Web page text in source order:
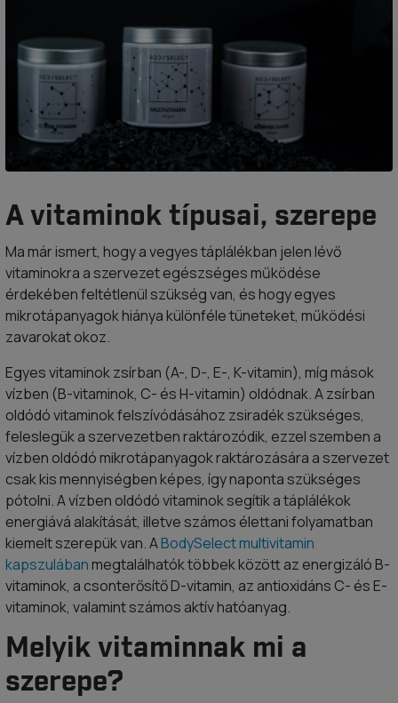
A vitaminok típusai, szerepe
Ma már ismert, hogy a vegyes táplálékban jelen lévő
vitaminokra a szervezet egészséges működése
érdekében feltétlenül szükség van, és hogy egyes
mikrotápanyagok hiánya különféle tüneteket, működési
zavarokat okoz.
Egyes vitaminok zsírban (A-, D-, E-, K-vitamin), míg mások
vízben (B-vitaminok, C- és H-vitamin) oldódnak. A zsírban
oldódó vitaminok felszívódásához zsiradék szükséges,
feleslegük a szervezetben raktározódik, ezzel szemben a
vízben oldódó mikrotápanyagok raktározására a szervezet
csak kis mennyiségben képes, így naponta szükséges
pótolni. A vízben oldódó vitaminok segítik a táplálékok
energiává alakítását, illetve számos élettani folyamatban
kiemelt szerepük van. ABodySelect multivitamin
kapszulábanmegtalálhatók többek között az energizáló B-
vitaminok, a csonterősítő D-vitamin, az antioxidáns C- és E-
vitaminok, valamint számos aktív hatóanyag.
Melyik vitaminnak mi a
szerepe?